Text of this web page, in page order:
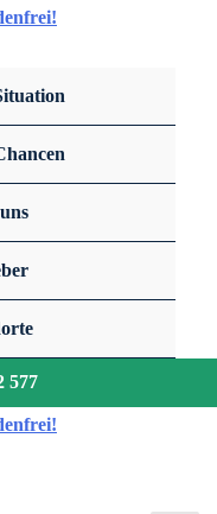
577